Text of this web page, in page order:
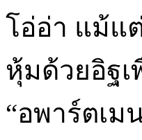
โอ่อ่า แม้แ
หุ้มด้วยอิฐ
“อพาร์ตเม